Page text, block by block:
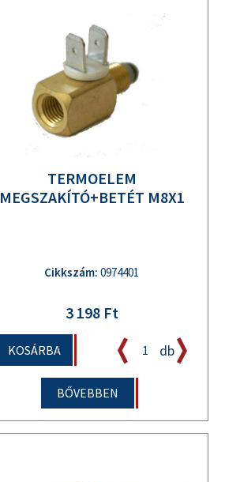
TERMOELEM
MEGSZAKÍTÓ+BETÉT M8X1
Cikkszám: 0974401
3 198 Ft
KOSÁRBA db
BŐVEBBEN